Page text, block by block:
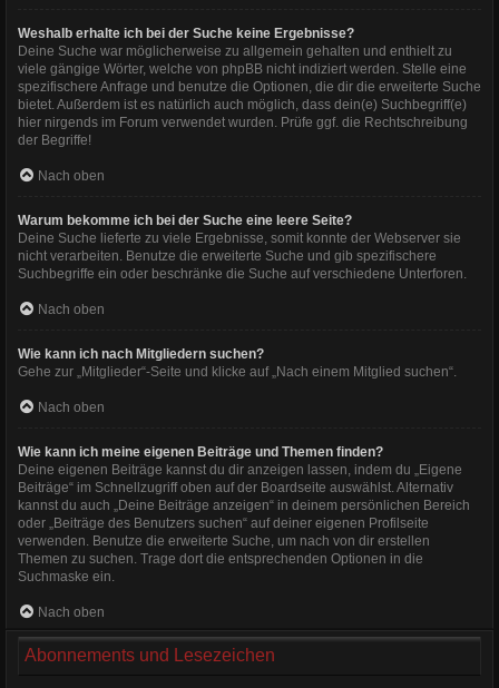
Weshalb erhalte ich bei der Suche keine Ergebnisse?
Deine Suche war möglicherweise zu allgemein gehalten und enthielt zu
viele gängige Wörter, welche von phpBB nicht indiziert werden. Stelle eine
spezifischere Anfrage und benutze die Optionen, die dir die erweiterte Suche
bietet. Außerdem ist es natürlich auch möglich, dass dein(e) Suchbegriff(e)
hier nirgends im Forum verwendet wurden. Prüfe ggf. die Rechtschreibung
der Begriffe!
Nach oben
Warum bekomme ich bei der Suche eine leere Seite?
Deine Suche lieferte zu viele Ergebnisse, somit konnte der Webserver sie
nicht verarbeiten. Benutze die erweiterte Suche und gib spezifischere
Suchbegriffe ein oder beschränke die Suche auf verschiedene Unterforen.
Nach oben
Wie kann ich nach Mitgliedern suchen?
Gehe zur „Mitglieder“-Seite und klicke auf „Nach einem Mitglied suchen“.
Nach oben
Wie kann ich meine eigenen Beiträge und Themen finden?
Deine eigenen Beiträge kannst du dir anzeigen lassen, indem du „Eigene
Beiträge“ im Schnellzugriff oben auf der Boardseite auswählst. Alternativ
kannst du auch „Deine Beiträge anzeigen“ in deinem persönlichen Bereich
oder „Beiträge des Benutzers suchen“ auf deiner eigenen Profilseite
verwenden. Benutze die erweiterte Suche, um nach von dir erstellen
Themen zu suchen. Trage dort die entsprechenden Optionen in die
Suchmaske ein.
Nach oben
Abonnements und Lesezeichen